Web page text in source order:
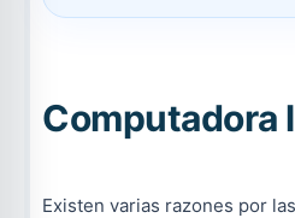
Computadora
Existen varias razones por